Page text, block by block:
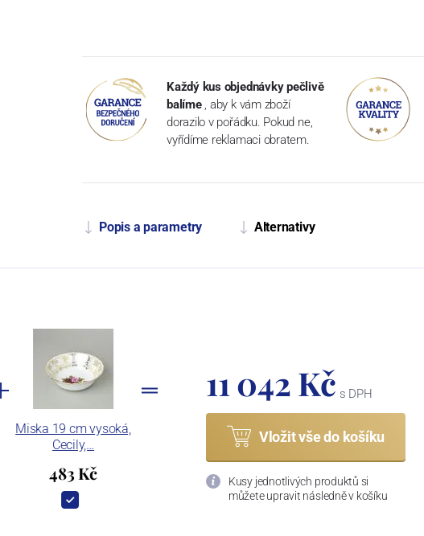
Každý kus objednávky pečlivě
balíme , aby k vám zboží
dorazilo v pořádku. Pokud ne,
vyřídíme reklamaci obratem.
Popis a parametry Alternativy
Miska 19 cm vysoká,
Cecily,…
483 Kč
11 042 Kč s DPH
Vložit vše do košíku
Kusy jednotlivých produktů si
můžete upravit následně v košíku